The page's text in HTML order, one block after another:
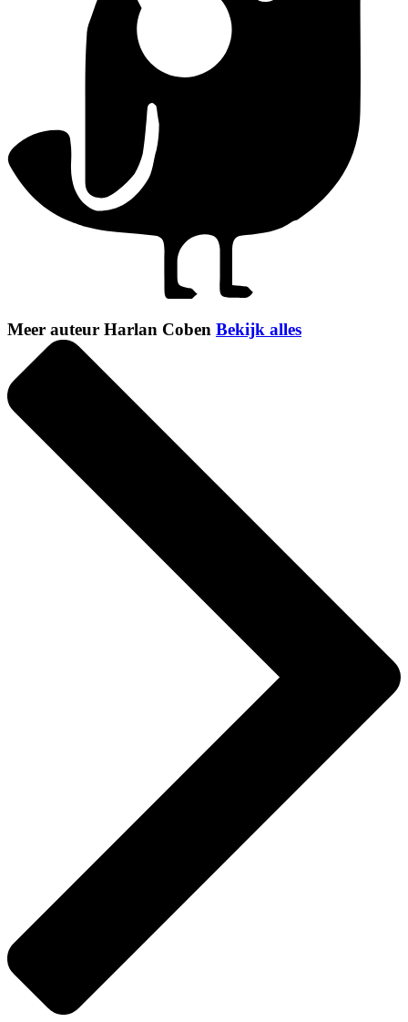
Meer auteur Harlan Coben Bekijk alles